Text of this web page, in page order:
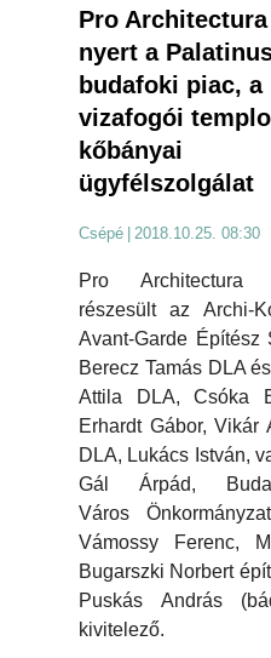
Pro
nyert a
budafoki piac, a
vizafogói
kőbányai
ügyfélszolgálat
Csépé 2018.10.25. 08:30
Pro Architectura
részesült az Archi-
Avant-Garde Építész
Berecz Tamás DLA
Attila DLA, Csóka
Erhardt Gábor, Vikár
DLA, Lukács István,
Gál Árpád,
Város
Vámossy Ferenc,
Bugarszki Norbert
Puskás András
kivitelező.